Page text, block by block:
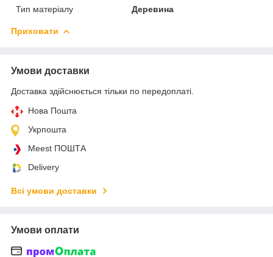
Тип матеріалу
Деревина
Приховати
Умови доставки
Доставка здійснюється тільки по передоплаті.
Нова Пошта
Укрпошта
Meest ПОШТА
Delivery
Всі умови доставки
Умови оплати